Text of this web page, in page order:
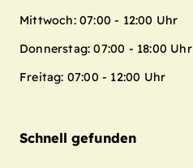
Mittwoch: 07:00 - 12:00 Uhr
Donnerstag: 07:00 - 18:00 Uhr
Freitag: 07:00 - 12:00 Uhr
Schnell gefunden